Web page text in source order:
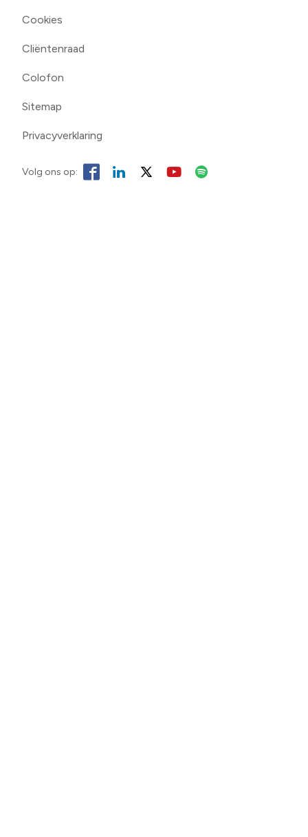
Footer
Cookies
Cliëntenraad
Colofon
Sitemap
Privacyverklaring
Volg ons op: